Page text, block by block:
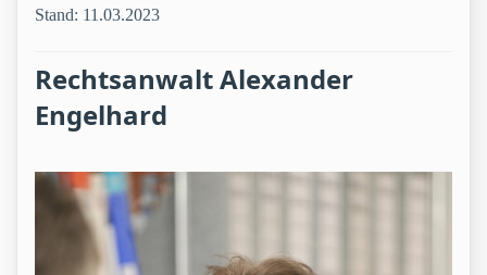
Stand: 11.03.2023
Rechtsanwalt Alexander
Engelhard